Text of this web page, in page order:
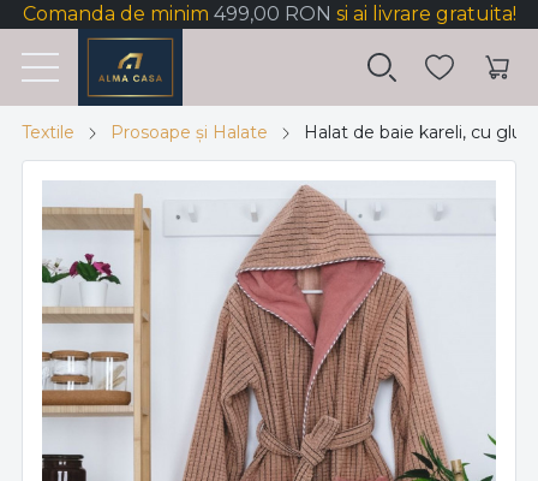
Comanda de minim 499,00 RON si ai livrare gratuita!
Textile Prosoape și Halate Halat de baie kareli, cu